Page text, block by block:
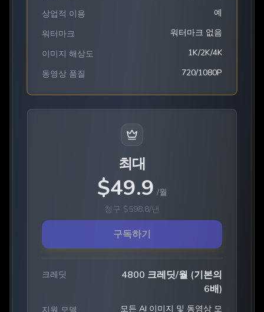
상업적 이용
예
워터마크
워터마크 없음
이미지 해상도
1K/2K/4K
동영상 품질
720/1080P
최대
$49.9 /월
청구 $598.8/년
구독하기
크레딧
4800 크레딧/월 (기본의
6배)
모든 AI 이미지 및 동영상 모